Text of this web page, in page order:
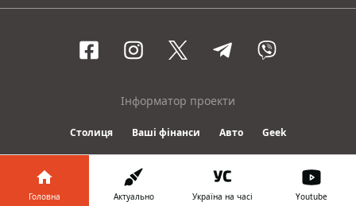
Інформатор проекти
Столиця Ваші фінанси Авто Geek
© 2016-2026 Informator
Головна Актуально Україна на часі Youtube